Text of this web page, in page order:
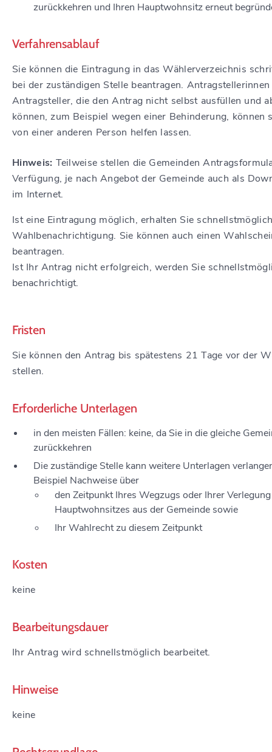
zurückkehren und Ihren Hauptwohnsitz erneut
Verfahrensablauf
Sie können die Eintragung in das Wählerverzeichnis
bei der zuständigen Stelle beantragen.
Antragsteller, die den Antrag nicht selbst ausfüllen und
können, zum Beispiel wegen einer Behinderung, können
von einer anderen Person helfen lassen.
Hinweis: Teilweise stellen die Gemeinden
Verfügung, je nach Angebot der Gemeinde auch als
im Internet.
Ist eine Eintragung möglich, erhalten Sie
Wahlbenachrichtigung. Sie können auch einen
beantragen.
Ist Ihr Antrag nicht erfolgreich, werden Sie
benachrichtigt.
Fristen
Sie können den Antrag bis spätestens 21 Tage vor der
stellen.
Erforderliche Unterlagen
in den meisten Fällen: keine, da Sie in die gleiche
zurückkehren
Die zuständige Stelle kann weitere Unterlagen
Beispiel Nachweise über
den Zeitpunkt Ihres Wegzugs oder Ihrer
Hauptwohnsitzes aus der Gemeinde sowie
Ihr Wahlrecht zu diesem Zeitpunkt
Kosten
keine
Bearbeitungsdauer
Ihr Antrag wird schnellstmöglich bearbeitet.
Hinweise
keine